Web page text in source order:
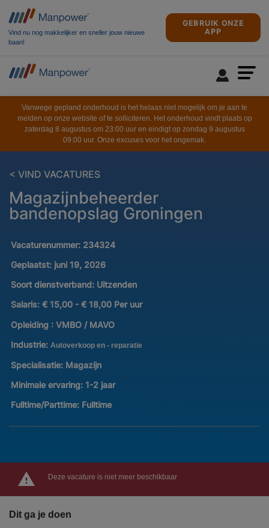
Vind nu nog makkelijker en sneller jouw nieuwe
baan!
GEBRUIK ONZE
APP
Vanwege gepland onderhoud is het helaas niet mogelijk om je aan te
melden op onze website of te solliciteren. Het onderhoud vindt plaats op
zaterdag 8 augustus om 23:00 uur en eindigt op zondag 9 augustus
09:00 uur. Onze excuses voor het ongemak.
< VIND VACATURES
Magazijnbeheerder
bandenopslag Groningen
Vacaturenummer: 234324
Geplaatst: juni 19, 2026
Soort dienstverband: Uitzenden
Salaris: € 15,00 - € 18,00 Per uur
Opleiding : VMBO / MAVO
Industrie: Autoverkoop en - reparatie
Specialisatie: Magazijn
Minimale ervaring: 1-2 jaar
Fulltime/Parttime: Fulltime
Deze vacature is niet meer beschikbaar
Dit ga je doen